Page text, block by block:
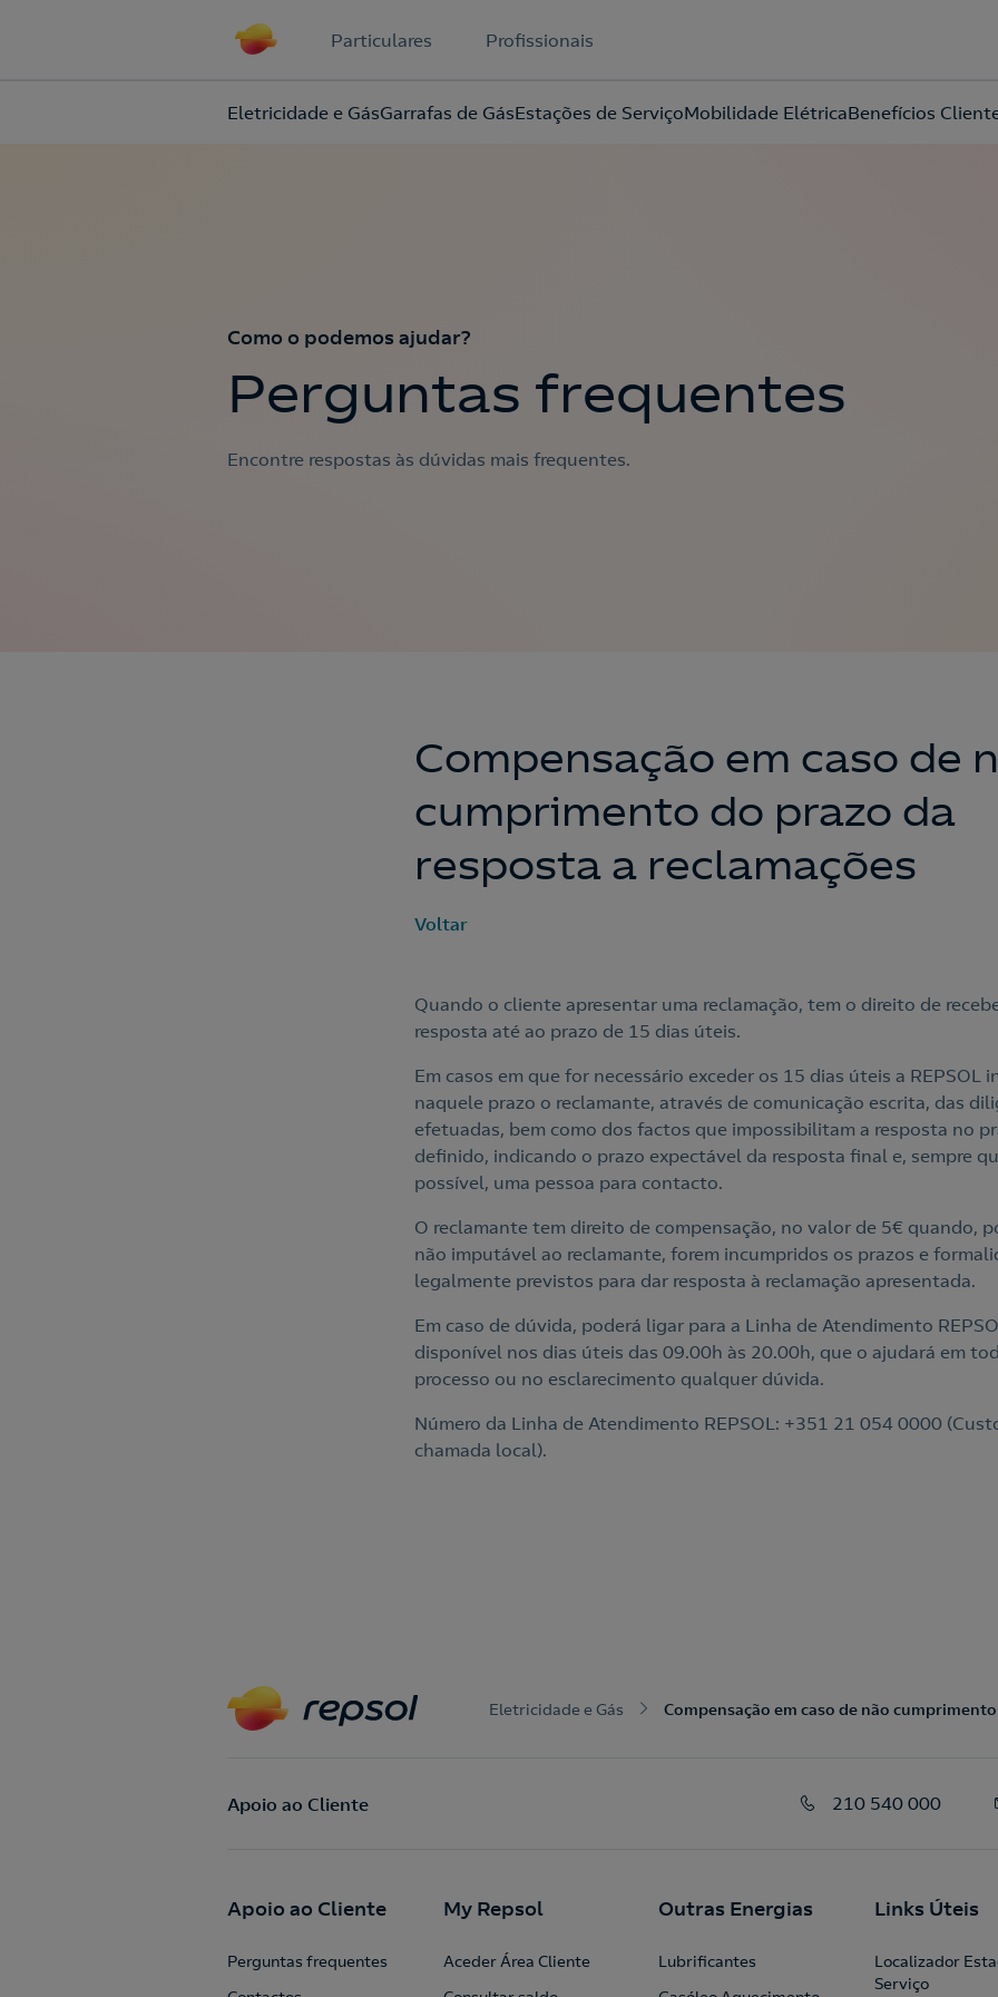
Particulares Profissionais
Eletricidade e GásGarrafas de GásEstações de ServiçoMobilidade ElétricaBenefícios
Acepto la política de protección de datos.
Como o podemos ajudar?
Perguntas frequentes
Encontre respostas às dúvidas mais frequentes.
Compensação em caso de
cumprimento do prazo da
resposta a reclamações
Voltar
Quando o cliente apresentar uma reclamação, tem o direito de
resposta até ao prazo de 15 dias úteis.
Em casos em que for necessário exceder os 15 dias úteis a REPSOL
naquele prazo o reclamante, através de comunicação escrita, das
efetuadas, bem como dos factos que impossibilitam a resposta no
definido, indicando o prazo expectável da resposta final e, sempre
possível, uma pessoa para contacto.
O reclamante tem direito de compensação, no valor de 5€ quando,
não imputável ao reclamante, forem incumpridos os prazos e
legalmente previstos para dar resposta à reclamação apresentada.
Em caso de dúvida, poderá ligar para a Linha de Atendimento
disponível nos dias úteis das 09.00h às 20.00h, que o ajudará em
processo ou no esclarecimento qualquer dúvida.
Número da Linha de Atendimento REPSOL: +351 21 054 0000
chamada local).
Eletricidade e Gás Compensação em caso de não
Apoio ao Cliente 210 540 000
Apoio ao Cliente
Perguntas frequentes
My Repsol
Aceder Área Cliente
Outras Energias
Lubrificantes
Links Úteis
Localizador
Serviço